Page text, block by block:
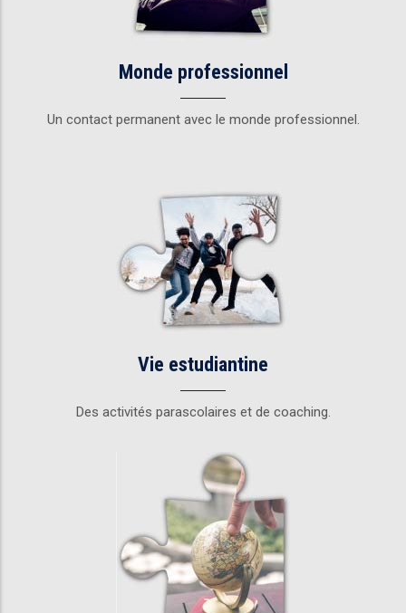
Monde professionnel
Un contact permanent avec le monde professionnel.
Vie estudiantine
Des activités parascolaires et de coaching.